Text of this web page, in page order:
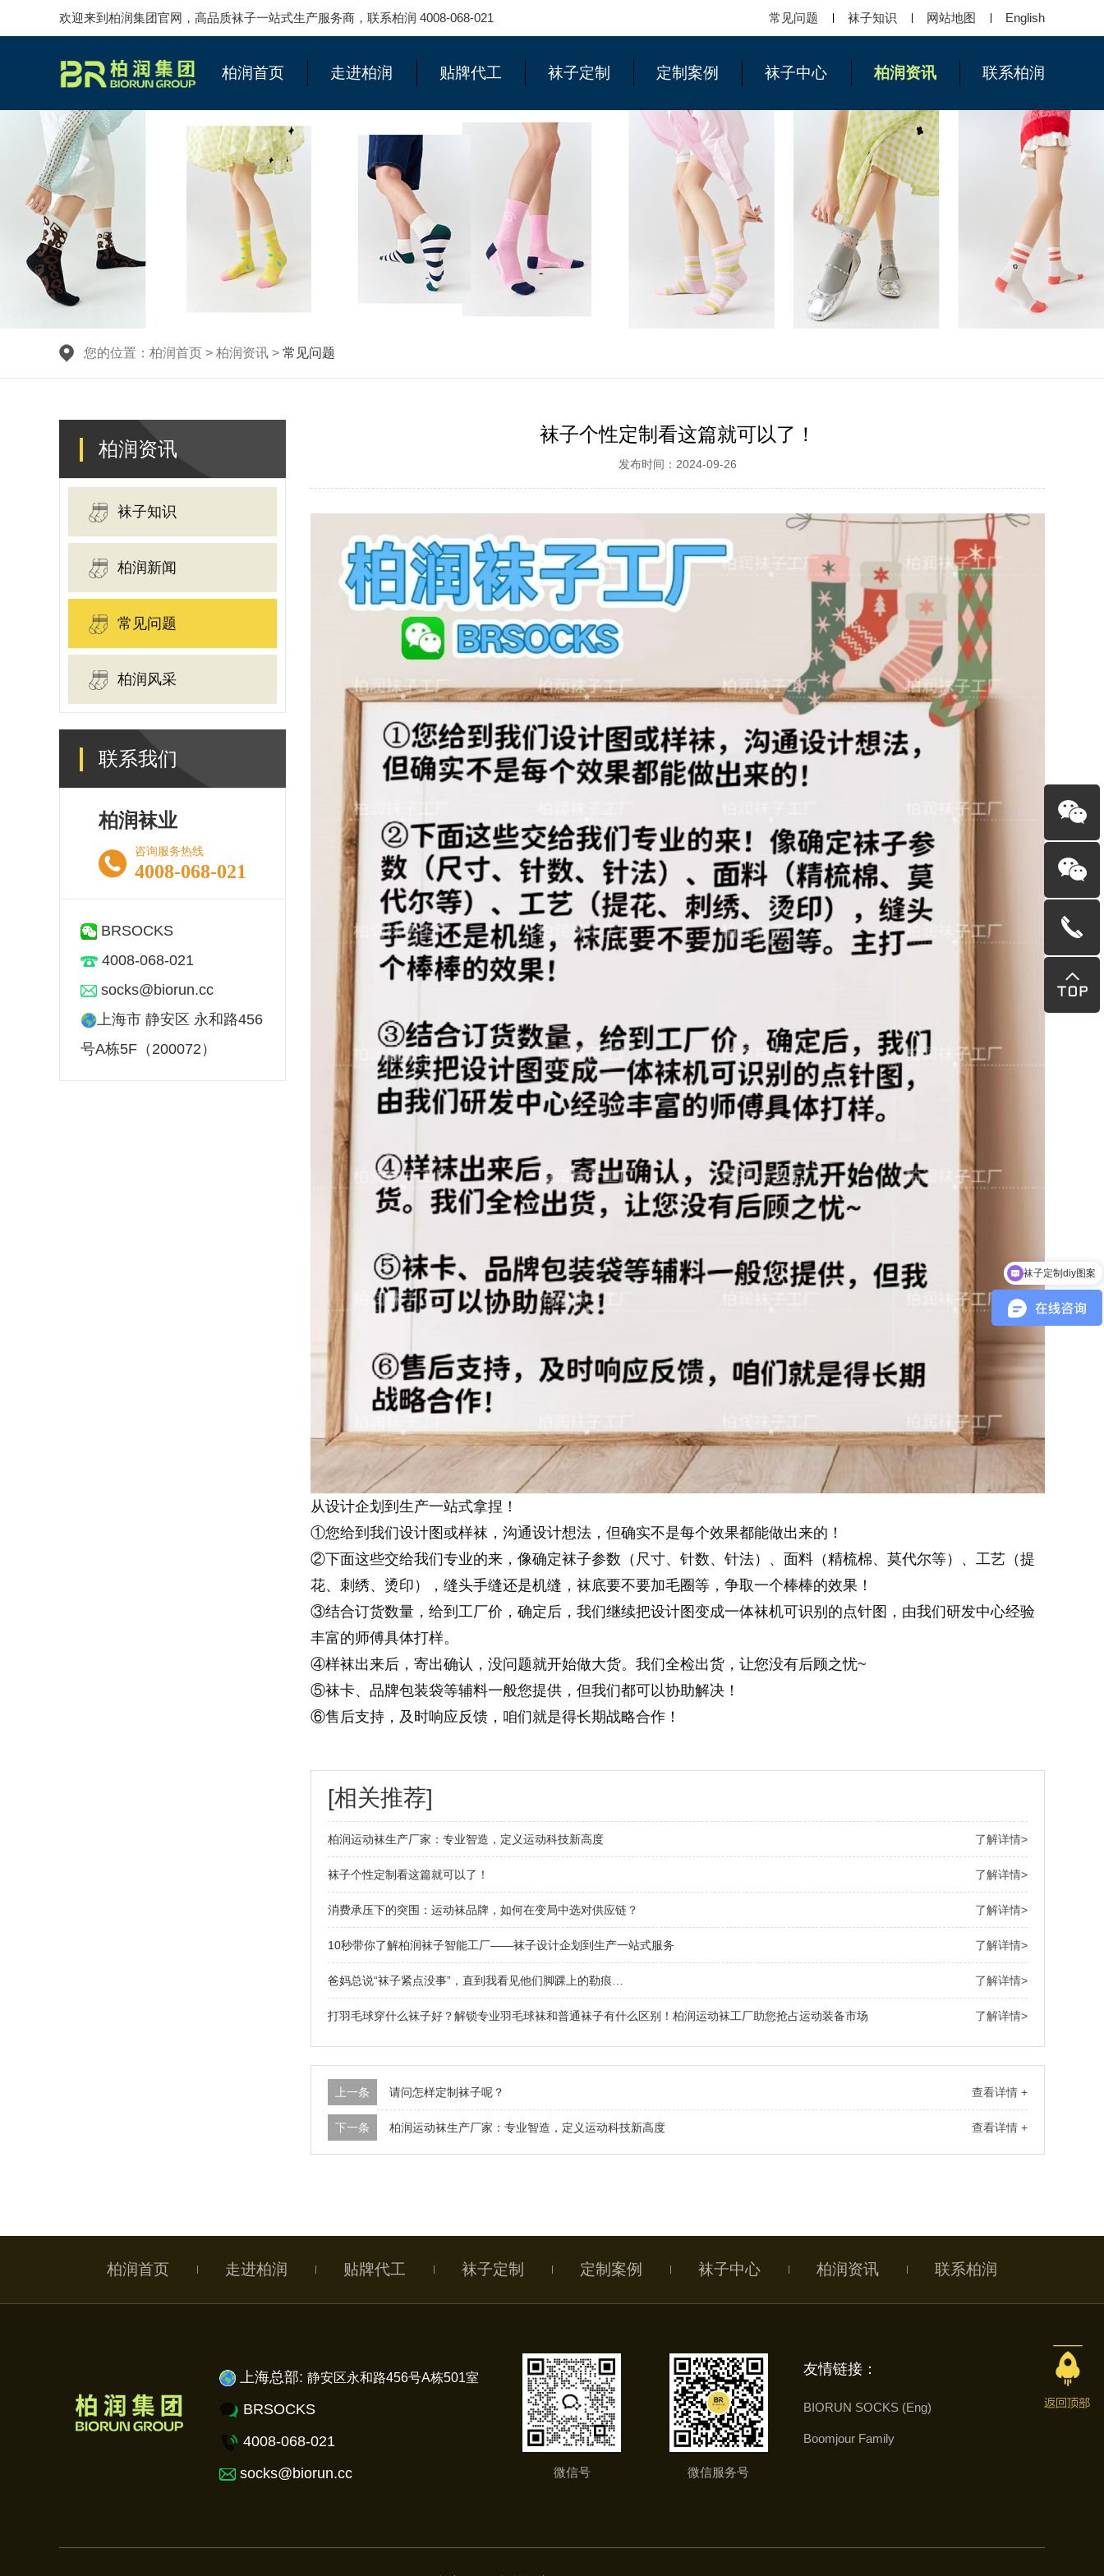
欢迎来到柏润集团官网，高品质袜子一站式生产服务商，联系柏润 4008-068-021 常见问题 袜子知识 网站地图 English
柏润首页 走进柏润 贴牌代工 袜子定制 定制案例 袜子中心 柏润资讯 联系柏润
您的位置： 柏润首页 > 柏润资讯 > 常见问题
柏润资讯
袜子知识
柏润新闻
常见问题
柏润风采
联系我们
柏润袜业
咨询服务热线
4008-068-021
BRSOCKS
4008-068-021
socks@biorun.cc
上海市 静安区 永和路456
号A栋5F（200072）
袜子个性定制看这篇就可以了！
发布时间：2024-09-26
从设计企划到生产一站式拿捏！
①您给到我们设计图或样袜，沟通设计想法，但确实不是每个效果都能做出来的！
②下面这些交给我们专业的来，像确定袜子参数（尺寸、针数、针法）、面料（精梳棉、莫代尔等）、工艺（提
花、刺绣、烫印），缝头手缝还是机缝，袜底要不要加毛圈等，争取一个棒棒的效果！
③结合订货数量，给到工厂价，确定后，我们继续把设计图变成一体袜机可识别的点针图，由我们研发中心经验
丰富的师傅具体打样。
④样袜出来后，寄出确认，没问题就开始做大货。我们全检出货，让您没有后顾之忧~
⑤袜卡、品牌包装袋等辅料一般您提供，但我们都可以协助解决！
⑥售后支持，及时响应反馈，咱们就是得长期战略合作！
[相关推荐]
柏润运动袜生产厂家：专业智造，定义运动科技新高度 了解详情>
袜子个性定制看这篇就可以了！ 了解详情>
消费承压下的突围：运动袜品牌，如何在变局中选对供应链？ 了解详情>
10秒带你了解柏润袜子智能工厂——袜子设计企划到生产一站式服务 了解详情>
爸妈总说“袜子紧点没事”，直到我看见他们脚踝上的勒痕… 了解详情>
打羽毛球穿什么袜子好？解锁专业羽毛球袜和普通袜子有什么区别！柏润运动袜工厂助您抢占运动装备市场 了解详情>
上一条 请问怎样定制袜子呢？ 查看详情 +
下一条 柏润运动袜生产厂家：专业智造，定义运动科技新高度 查看详情 +
柏润首页 走进柏润 贴牌代工 袜子定制 定制案例 袜子中心 柏润资讯 联系柏润
上海总部:静安区永和路456号A栋501室
BRSOCKS
4008-068-021
socks@biorun.cc
微信号 微信服务号
友情链接：
BIORUN SOCKS (Eng)
Boomjour Family
请问怎样定制袜子呢？